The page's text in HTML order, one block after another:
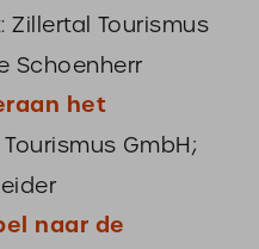
Zillertal Tourismus
Schoenherr
het
GmbH;
naar de